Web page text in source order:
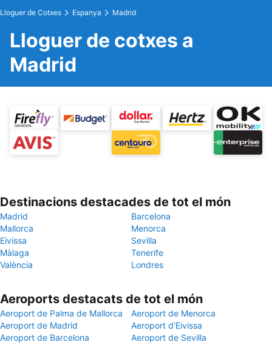
Lloguer de Cotxes Espanya Madrid
Lloguer de cotxes a
Madrid
Destinacions destacades de tot el món
Madrid
Barcelona
Mallorca
Menorca
Eivissa
Sevilla
Màlaga
Tenerife
València
Londres
Aeroports destacats de tot el món
Aeroport de Palma de Mallorca
Aeroport de Menorca
Aeroport de Madrid
Aeroport d'Eivissa
Aeroport de Barcelona
Aeroport de Sevilla